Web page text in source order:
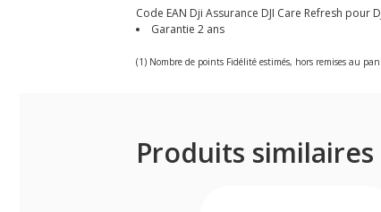
Code EAN Dji Assurance DJI Care Refresh pour
Garantie 2 ans
(1) Nombre de points Fidélité estimés, hors remises au
Produits similaires